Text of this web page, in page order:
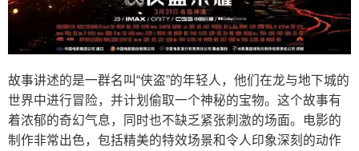
故事讲述的是一群名叫“侠盗”的年轻人，他们在龙与地下城的
世界中进行冒险，并计划偷取一个神秘的宝物。这个故事有
着浓郁的奇幻气息，同时也不缺乏紧张刺激的场面。电影的
制作非常出色，包括精美的特效场景和令人印象深刻的动作